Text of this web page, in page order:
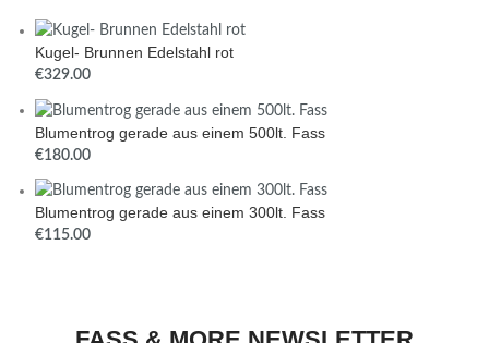
Kugel- Brunnen Edelstahl rot
€
Blumentrog gerade aus einem 500lt. Fass
€
Blumentrog gerade aus einem 300lt. Fass
€